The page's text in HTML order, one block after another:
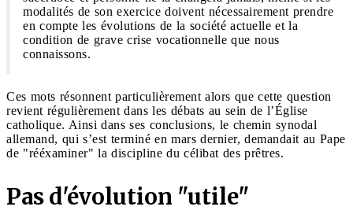
modalités de son exercice doivent nécessairement prendre
en compte les évolutions de la société actuelle et la
condition de grave crise vocationnelle que nous
connaissons.
Ces mots résonnent particulièrement alors que cette question
revient régulièrement dans les débats au sein de l’Église
catholique. Ainsi dans ses conclusions, le chemin synodal
allemand, qui s’est terminé en mars dernier, demandait au Pape
de "rééxaminer" la discipline du célibat des prêtres.
Pas d'évolution "utile"